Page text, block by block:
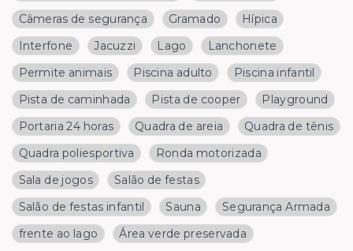
Câmeras de segurança
Gramado
Hípica
Interfone
Jacuzzi Lago
Lanchonete
Permite animais
Piscina adulto
Piscina infantil
Pista de caminhada
Pista de cooper
Playground
Portaria 24 horas
Quadra de areia
Quadra de tênis
Quadra poliesportiva
Ronda motorizada
Sala de jogos
Salão de festas
Salão de festas infantil
Sauna
Segurança Armada
frente ao lago
Área verde preservada